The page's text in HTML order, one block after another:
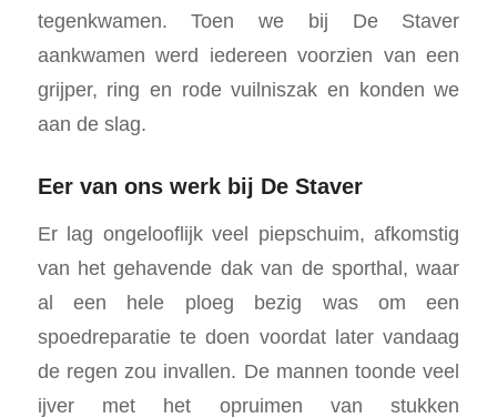
tegenkwamen. Toen we bij De Staver
aankwamen werd iedereen voorzien van een
grijper, ring en rode vuilniszak en konden we
aan de slag.
Eer van ons werk bij De Staver
Er lag ongelooflijk veel piepschuim, afkomstig
van het gehavende dak van de sporthal, waar
al een hele ploeg bezig was om een
spoedreparatie te doen voordat later vandaag
de regen zou invallen. De mannen toonde veel
ijver met het opruimen van stukken